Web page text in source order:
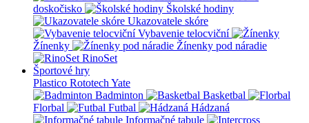
doskočisko
Školské hodiny
Ukazovatele skóre
Vybavenie telocviční
Žínenky
Žínenky pod náradie
RinoSet
Športové hry
Plastico Rototech Yate
Badminton
Basketbal
Florbal
Futbal
Hádzaná
Informačné tabule